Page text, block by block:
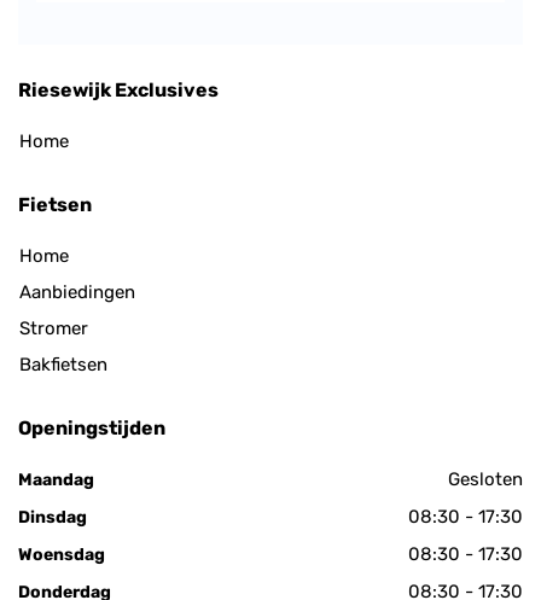
Riesewijk Exclusives
Home
Fietsen
Home
Aanbiedingen
Stromer
Bakfietsen
Openingstijden
Maandag Gesloten
Dinsdag 08:30 - 17:30
Woensdag 08:30 - 17:30
Donderdag 08:30 - 17:30